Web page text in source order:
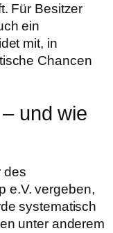
Für Besitzer
ein
mit, in
Chancen
und wie
des
e.V. vergeben,
systematisch
unter anderem